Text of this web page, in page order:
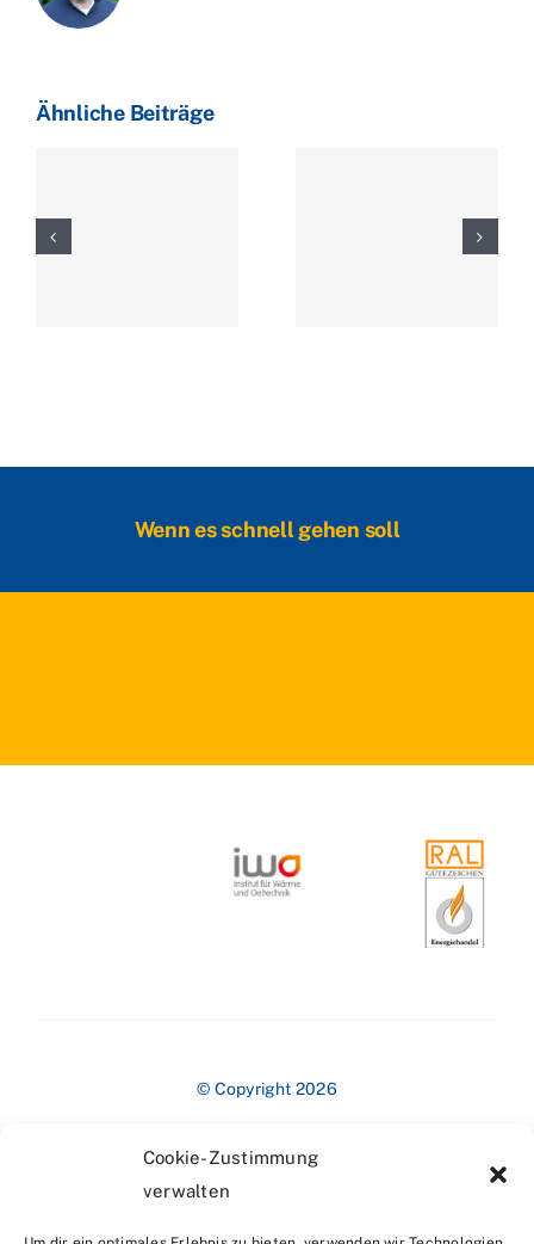
Cookie-Zustimmung
verwalten
Ähnliche Beiträge
Wenn es schnell gehen soll
© Copyright 2026